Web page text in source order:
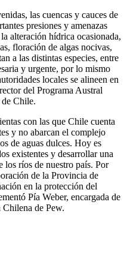
las cuencas y cauces de
presiones y amenazas
alteración hídrica ocasionada,
floración de algas nocivas,
a las distintas especies, entre
y urgente, por lo mismo
locales se alineen en
del Programa Austral
Chile.
con las que Chile cuenta
y no abarcan el complejo
de aguas dulces. Hoy es
existentes y desarrollar una
los ríos de nuestro país. Por
de la Provincia de
en la protección del
Pía Weber, encargada de
Chilena de Pew.